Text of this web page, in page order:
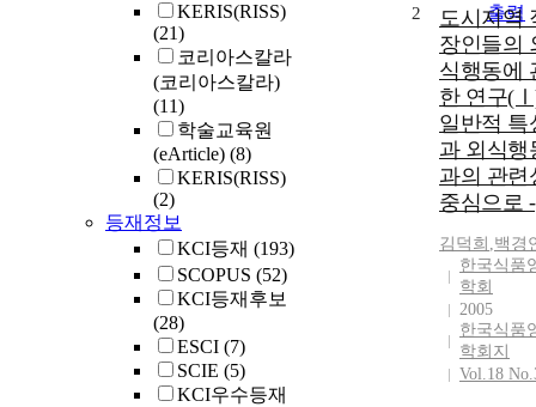
KERIS(RISS)
(21)
코리아스칼라
(코리아스칼라)
(11)
학술교육원
(eArticle) (8)
KERIS(RISS)
(2)
등재정보
KCI등재 (193)
SCOPUS (52)
KCI등재후보
(28)
ESCI (7)
SCIE (5)
KCI우수등재
출력
2
도시지역
장인들의
식행동에
한 연구
일반적 특
과 외식행
과의 관련
중심으로 -
김덕희 ,백경
한국식품
학회
2005
한국식품
학회지
Vol.18